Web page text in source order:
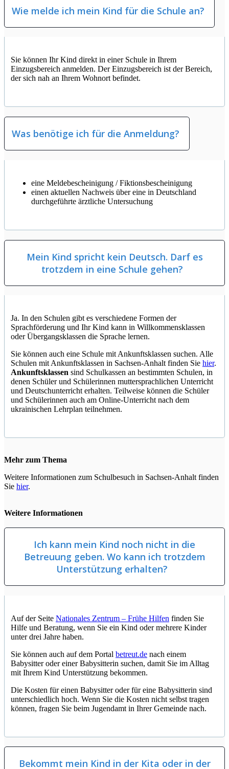
Wie melde ich mein Kind für die Schule an?
Sie können Ihr Kind direkt in einer Schule in Ihrem
Einzugsbereich anmelden. Der Einzugsbereich ist der Bereich,
der sich nah an Ihrem Wohnort befindet.
Was benötige ich für die Anmeldung?
eine Meldebescheinigung / Fiktionsbescheinigung
einen aktuellen Nachweis über eine in Deutschland
durchgeführte ärztliche Untersuchung
Mein Kind spricht kein Deutsch. Darf es
trotzdem in eine Schule gehen?
Ja. In den Schulen gibt es verschiedene Formen der
Sprachförderung und Ihr Kind kann in Willkommensklassen
oder Übergangsklassen die Sprache lernen.
Sie können auch eine Schule mit Ankunftsklassen suchen. Alle
Schulen mit Ankunftsklassen in Sachsen-Anhalt finden Sie hier.
Ankunftsklassen sind Schulkassen an bestimmten Schulen, in
denen Schüler und Schülerinnen muttersprachlichen Unterricht
und Deutschunterricht erhalten. Teilweise können die Schüler
und Schülerinnen auch am Online-Unterricht nach dem
ukrainischen Lehrplan teilnehmen.
Mehr zum Thema
Weitere Informationen zum Schulbesuch in Sachsen-Anhalt finden
Sie hier.
Weitere Informationen
Ich kann mein Kind noch nicht in die
Betreuung geben. Wo kann ich trotzdem
Unterstützung erhalten?
Auf der Seite Nationales Zentrum – Frühe Hilfen finden Sie
Hilfe und Beratung, wenn Sie ein Kind oder mehrere Kinder
unter drei Jahre haben.
Sie können auch auf dem Portal betreut.de nach einem
Babysitter oder einer Babysitterin suchen, damit Sie im Alltag
mit Ihrem Kind Unterstützung bekommen.
Die Kosten für einen Babysitter oder für eine Babysitterin sind
unterschiedlich hoch. Wenn Sie die Kosten nicht selbst tragen
können, fragen Sie beim Jugendamt in Ihrer Gemeinde nach.
Bekommt mein Kind in der Kita oder in der